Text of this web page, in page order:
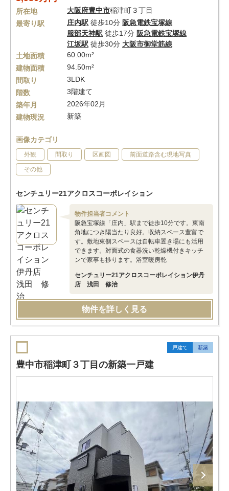
所在地 大阪府豊中市稲津町３丁目
最寄り駅
庄内駅 徒歩10分 阪急電鉄宝塚線
服部天神駅 徒歩17分 阪急電鉄宝塚線
江坂駅 徒歩30分 大阪市御堂筋線
土地面積
60.00m²
建物面積
94.50m²
間取り
3LDK
階数
3階建て
築年月
2026年02月
建物現況
新築
画像カテゴリ
外観 間取り 区画図 前面道路含む現地写真
その他
センチュリー21アクロスコーポレイション
物件担当者コメント
阪急宝塚線「庄内」駅まで徒歩10分です。東南
角地につき陽当たり良好。収納スペース豊富で
す。敷地東側スペースは自転車置き場にも活用
できます。対面式の食器洗い乾燥機付きキッチ
ンで家事も捗ります。浴室暖房乾
センチュリー21アクロスコーポレイション伊丹
店 浅田 修治
物件を詳しく見る
戸建て 新築
豊中市稲津町３丁目の新築一戸建